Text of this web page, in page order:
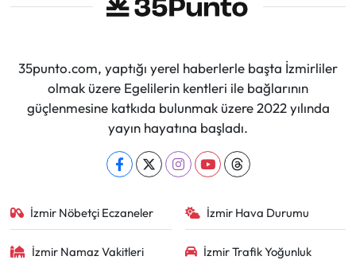
35punto.com, yaptığı yerel haberlerle başta İzmirliler
olmak üzere Egelilerin kentleri ile bağlarının
güçlenmesine katkıda bulunmak üzere 2022 yılında
yayın hayatına başladı.
İzmir Nöbetçi Eczaneler İzmir Hava Durumu
İzmir Namaz Vakitleri
İzmir Trafik Yoğunluk